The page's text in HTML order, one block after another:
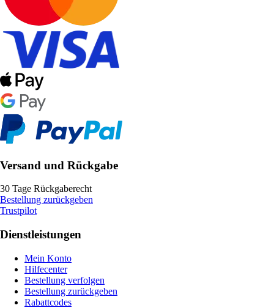
Versand und Rückgabe
30 Tage Rückgaberecht
Bestellung zurückgeben
Trustpilot
Dienstleistungen
Mein Konto
Hilfecenter
Bestellung verfolgen
Bestellung zurückgeben
Rabattcodes